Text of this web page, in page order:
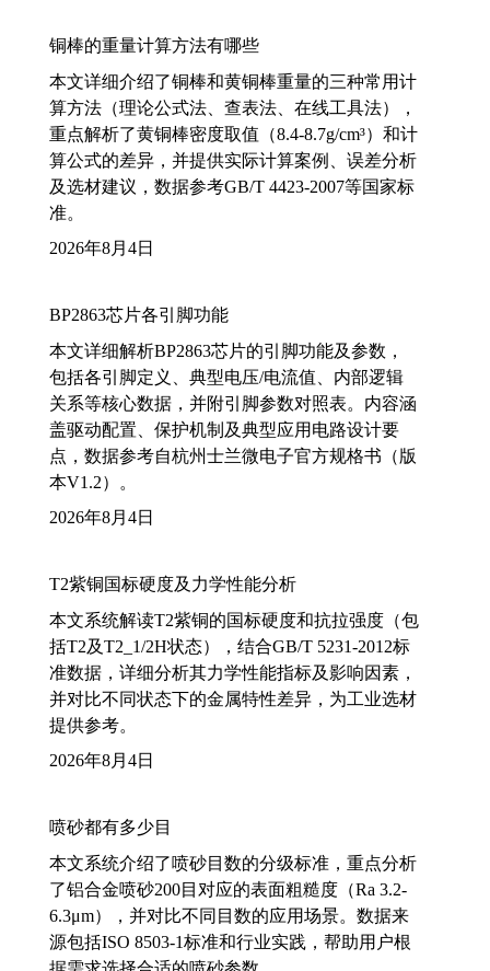
铜棒的重量计算方法有哪些
本文详细介绍了铜棒和黄铜棒重量的三种常用计
算方法（理论公式法、查表法、在线工具法），
重点解析了黄铜棒密度取值（8.4-8.7g/cm³）和计
算公式的差异，并提供实际计算案例、误差分析
及选材建议，数据参考GB/T 4423-2007等国家标
准。
2026年8月4日
BP2863芯片各引脚功能
本文详细解析BP2863芯片的引脚功能及参数，
包括各引脚定义、典型电压/电流值、内部逻辑
关系等核心数据，并附引脚参数对照表。内容涵
盖驱动配置、保护机制及典型应用电路设计要
点，数据参考自杭州士兰微电子官方规格书（版
本V1.2）。
2026年8月4日
T2紫铜国标硬度及力学性能分析
本文系统解读T2紫铜的国标硬度和抗拉强度（包
括T2及T2_1/2H状态），结合GB/T 5231-2012标
准数据，详细分析其力学性能指标及影响因素，
并对比不同状态下的金属特性差异，为工业选材
提供参考。
2026年8月4日
喷砂都有多少目
本文系统介绍了喷砂目数的分级标准，重点分析
了铝合金喷砂200目对应的表面粗糙度（Ra 3.2-
6.3μm），并对比不同目数的应用场景。数据来
源包括ISO 8503-1标准和行业实践，帮助用户根